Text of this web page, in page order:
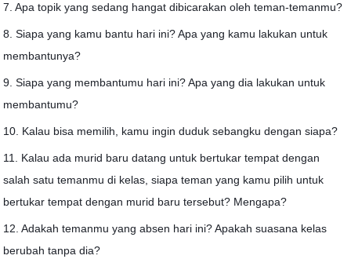
7. Apa topik yang sedang hangat dibicarakan oleh teman-temanmu?
8. Siapa yang kamu bantu hari ini? Apa yang kamu lakukan untuk
membantunya?
9. Siapa yang membantumu hari ini? Apa yang dia lakukan untuk
membantumu?
10. Kalau bisa memilih, kamu ingin duduk sebangku dengan siapa?
11. Kalau ada murid baru datang untuk bertukar tempat dengan
salah satu temanmu di kelas, siapa teman yang kamu pilih untuk
bertukar tempat dengan murid baru tersebut? Mengapa?
12. Adakah temanmu yang absen hari ini? Apakah suasana kelas
berubah tanpa dia?